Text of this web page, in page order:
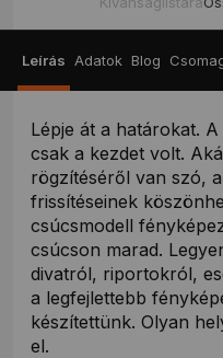
Leírás Adatok Blog
Lépje át a határokat.
csak a kezdet volt.
rögzítéséről van szó,
frissítéseinek
csúcsmodell
csúcson marad.
divatról, riportokról,
a legfejlettebb
készítettünk. Olyan
el.